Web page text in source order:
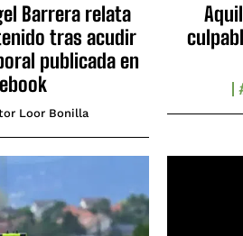
Barrera relata
tras acudir
publicada en
Loor Bonilla